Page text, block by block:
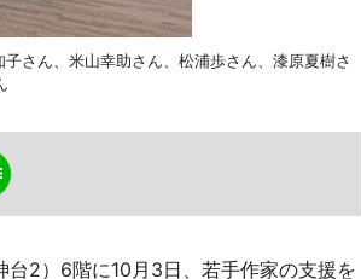
さん、米山幸助さん、松浦歩さん、漆原夏樹さ
2）6階に10月3日、若手作家の支援を